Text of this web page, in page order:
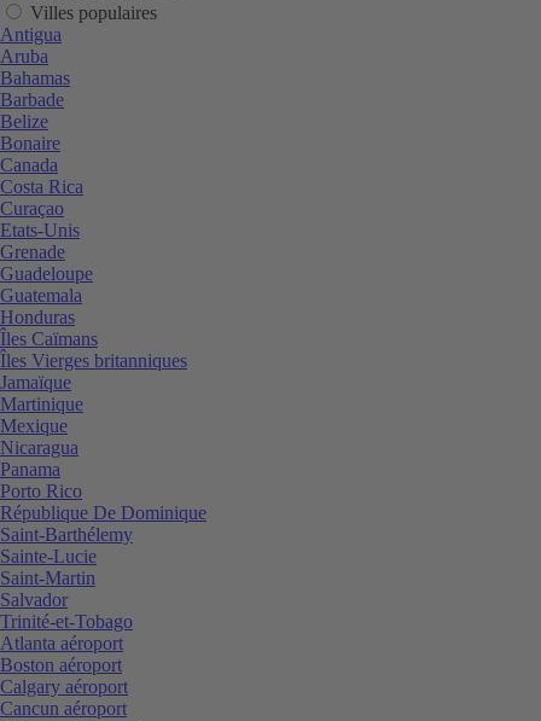
Villes populaires
Antigua
Aruba
Bahamas
Barbade
Belize
Bonaire
Canada
Costa Rica
Curaçao
Etats-Unis
Grenade
Guadeloupe
Guatemala
Honduras
Îles Caïmans
Îles Vierges britanniques
Jamaïque
Martinique
Mexique
Nicaragua
Panama
Porto Rico
République De Dominique
Saint-Barthélemy
Sainte-Lucie
Saint-Martin
Salvador
Trinité-et-Tobago
Atlanta aéroport
Boston aéroport
Calgary aéroport
Cancun aéroport